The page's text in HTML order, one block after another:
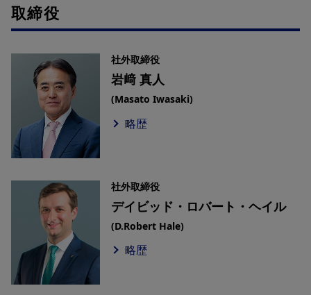
取締役
社外取締役
岩﨑 真人
(Masato Iwasaki)
略歴
社外取締役
デイビッド・ロバート・ヘイル
(D.Robert Hale)
略歴